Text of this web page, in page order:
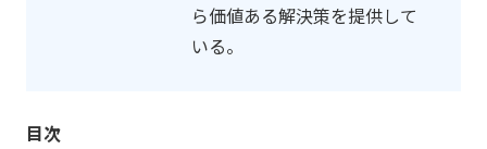
ら価値ある解決策を提供して
いる。
目次